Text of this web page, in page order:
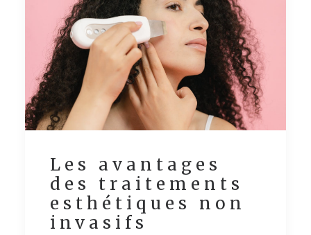
GREFFE DE BARBE
PÉNOPLASTIE MÉDICALE
PEELINGS
TARIFS
ACTUALITÉS
CONTACT
Les avantages
des traitements
esthétiques non
invasifs